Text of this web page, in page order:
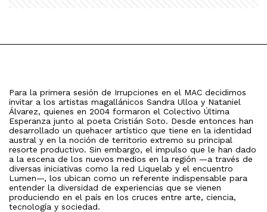
Para la primera sesión de Irrupciones en el MAC decidimos
invitar a los artistas magallánicos Sandra Ulloa y Nataniel
Álvarez, quienes en 2004 formaron el Colectivo Última
Esperanza junto al poeta Cristián Soto. Desde entonces han
desarrollado un quehacer artístico que tiene en la identidad
austral y en la noción de territorio extremo su principal
resorte productivo. Sin embargo, el impulso que le han dado
a la escena de los nuevos medios en la región —a través de
diversas iniciativas como la red Liquelab y el encuentro
Lumen—, los ubican como un referente indispensable para
entender la diversidad de experiencias que se vienen
produciendo en el país en los cruces entre arte, ciencia,
tecnología y sociedad.